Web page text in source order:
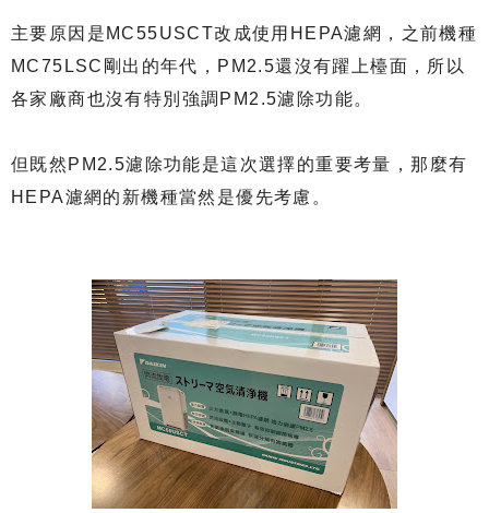
主要原因是MC55USCT改成使用HEPA濾網，之前機種
MC75LSC剛出的年代，PM2.5還沒有躍上檯面，所以
各家廠商也沒有特別強調PM2.5濾除功能。
但既然PM2.5濾除功能是這次選擇的重要考量，那麼有
HEPA濾網的新機種當然是優先考慮。